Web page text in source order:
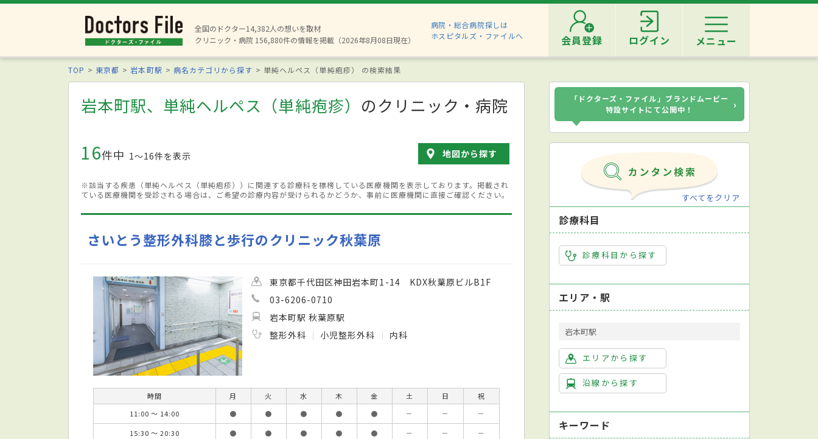
全国のドクター14,382人の想いを取材
クリニック・病院 156,880件の情報を掲載（2026年8月08日現在）
病院・総合病院探しは
ホスピタルズ・ファイルへ
会員登録 ログイン メニュー
TOP 東京都 岩本町駅 病名カテゴリから探す 単純ヘルペス（単純疱疹） の検索結果
岩本町駅、単純ヘルペス（単純疱疹） のクリニック・病院
16件中 1〜16件を表示 地図から探す
※該当する疾患（単純ヘルペス（単純疱疹））に関連する診療科を標榜している医療機関を表示しております。掲載され
ている医療機関を受診される場合は、ご希望の診療内容が受けられるかどうか、事前に医療機関に直接ご確認ください。
さいとう整形外科膝と歩行のクリニック秋葉原
東京都千代田区神田岩本町1-14 KDX秋葉原ビルB1F
03-6206-0710
岩本町駅 秋葉原駅
整形外科
小児整形外科 内科
時間 月 火 水 木 金 土 日
祝
11:00 ～ 14:00
● ● ● ● ● － －
－
15:30 ～ 20:30
● ● ● ● ● － － －
「ドクターズ・ファイル」ブランドムービー
特設サイトにて公開中！
›
すべてをクリア
診療科目
診療科目から探す
エリア・駅
岩本町駅
エリアから探す
沿線から探す
キーワード